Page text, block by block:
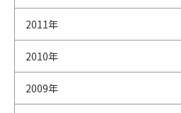
2011年
2010年
2009年